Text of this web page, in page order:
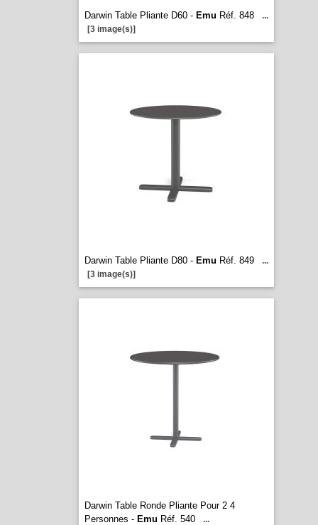
Darwin Table Pliante D60 - Emu Réf. 848
...
[3 image(s)]
Darwin Table Pliante D80 - Emu Réf. 849
...
[3 image(s)]
Darwin Table Ronde Pliante Pour 2 4
Personnes - Emu Réf. 540 ...